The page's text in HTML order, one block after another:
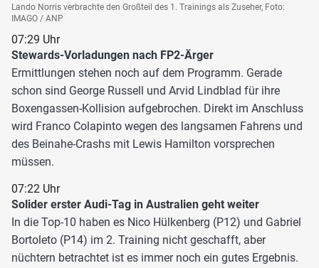
Lando Norris verbrachte den Großteil des 1. Trainings als Zuseher, Foto:
IMAGO / ANP
07:29 Uhr
Stewards-Vorladungen nach FP2-Ärger
Ermittlungen stehen noch auf dem Programm. Gerade
schon sind George Russell und Arvid Lindblad für ihre
Boxengassen-Kollision aufgebrochen. Direkt im Anschluss
wird Franco Colapinto wegen des langsamen Fahrens und
des Beinahe-Crashs mit Lewis Hamilton vorsprechen
müssen.
07:22 Uhr
Solider erster Audi-Tag in Australien geht weiter
In die Top-10 haben es Nico Hülkenberg (P12) und Gabriel
Bortoleto (P14) im 2. Training nicht geschafft, aber
nüchtern betrachtet ist es immer noch ein gutes Ergebnis.